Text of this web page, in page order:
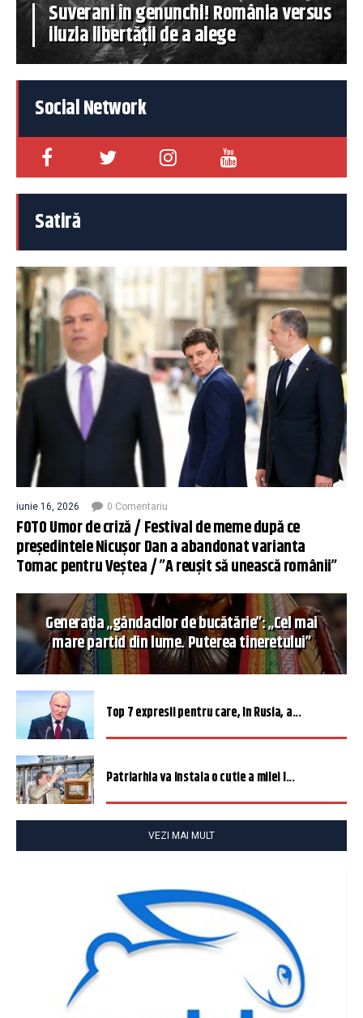
Suverani în genunchi! România versus
iluzia libertății de a alege
Social Network
Satiră
iunie 16, 2026 0 Comentariu
FOTO Umor de criză / Festival de meme după ce
președintele Nicușor Dan a abandonat varianta
Tomac pentru Veștea / ”A reușit să unească românii”
Generația „gândacilor de bucătărie”: „Cel mai
mare partid din lume. Puterea tineretului”
Top 7 expresii pentru care, în Rusia, a...
Patriarhia va instala o cutie a milei î...
VEZI MAI MULT